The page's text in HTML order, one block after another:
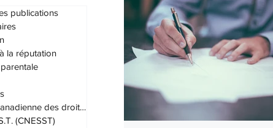
publications
la réputation
Charte canadienne des droits et lib
(CNESST)
Droit administratif Droit civil
Droit du travail Droit familial